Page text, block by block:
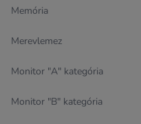
Memória
Merevlemez
Monitor "A" kategória
Monitor "B" kategória